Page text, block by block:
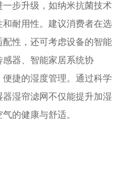
步升级，如纳米抗菌技术
耐用性。建议消费者在选
性，还可考虑设备的智能
器、智能家居系统协
捷的湿度管理。通过科学
湿帘滤网不仅能提升加湿
的健康与舒适。